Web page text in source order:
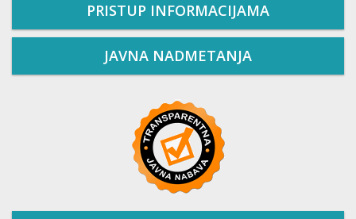
PRISTUP INFORMACIJAMA
JAVNA NADMETANJA